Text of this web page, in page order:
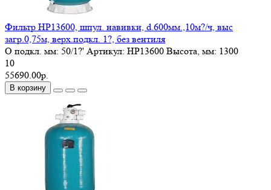
Фильтр HP13600, шпул. навивки, d.600мм.,10м?/ч, выс
загр.0,75м, верх.подкл. 1?, без вентиля
O подкл. мм: 50/1?' Артикул: HP13600 Высота, мм: 1300
10
55690.00р.
В корзину